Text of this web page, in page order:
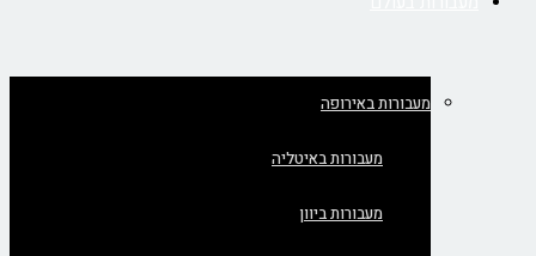
מעבורות באירופה
מעבורות באיטליה
מעבורות ביוון